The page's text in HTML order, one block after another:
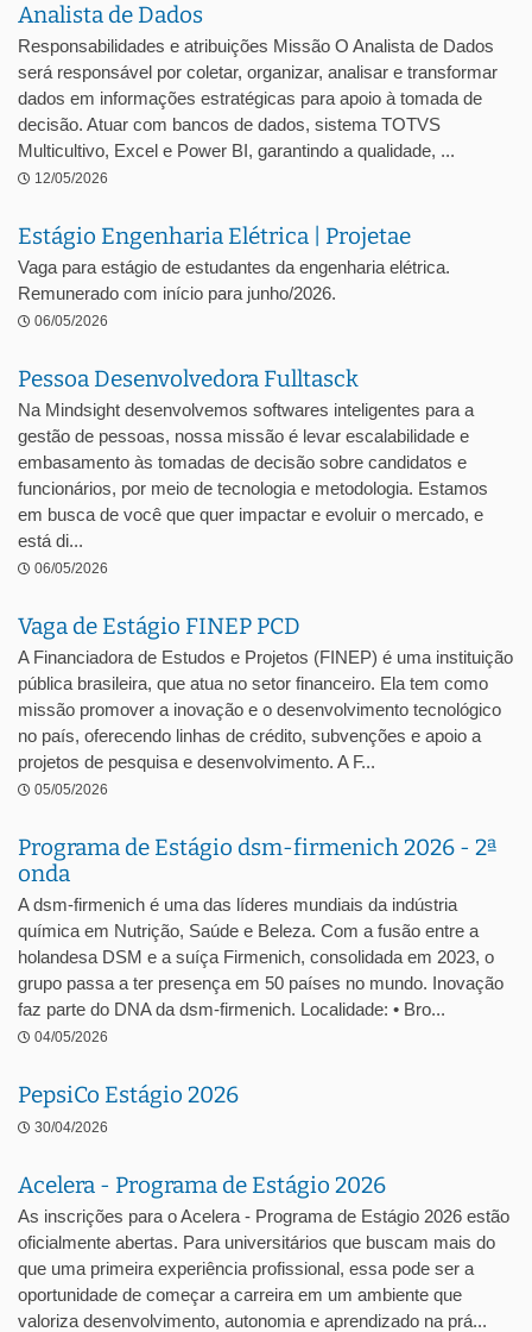
Analista de Dados
Responsabilidades e atribuições Missão O Analista de Dados
será responsável por coletar, organizar, analisar e transformar
dados em informações estratégicas para apoio à tomada de
decisão. Atuar com bancos de dados, sistema TOTVS
Multicultivo, Excel e Power BI, garantindo a qualidade, ...
12/05/2026
Estágio Engenharia Elétrica | Projetae
Vaga para estágio de estudantes da engenharia elétrica.
Remunerado com início para junho/2026.
06/05/2026
Pessoa Desenvolvedora Fulltasck
Na Mindsight desenvolvemos softwares inteligentes para a
gestão de pessoas, nossa missão é levar escalabilidade e
embasamento às tomadas de decisão sobre candidatos e
funcionários, por meio de tecnologia e metodologia. Estamos
em busca de você que quer impactar e evoluir o mercado, e
está di...
06/05/2026
Vaga de Estágio FINEP PCD
A Financiadora de Estudos e Projetos (FINEP) é uma instituição
pública brasileira, que atua no setor financeiro. Ela tem como
missão promover a inovação e o desenvolvimento tecnológico
no país, oferecendo linhas de crédito, subvenções e apoio a
projetos de pesquisa e desenvolvimento. A F...
05/05/2026
Programa de Estágio dsm-firmenich 2026 - 2ª
onda
A dsm-firmenich é uma das líderes mundiais da indústria
química em Nutrição, Saúde e Beleza. Com a fusão entre a
holandesa DSM e a suíça Firmenich, consolidada em 2023, o
grupo passa a ter presença em 50 países no mundo. Inovação
faz parte do DNA da dsm-firmenich. Localidade: • Bro...
04/05/2026
PepsiCo Estágio 2026
30/04/2026
Acelera - Programa de Estágio 2026
As inscrições para o Acelera - Programa de Estágio 2026 estão
oficialmente abertas. Para universitários que buscam mais do
que uma primeira experiência profissional, essa pode ser a
oportunidade de começar a carreira em um ambiente que
valoriza desenvolvimento, autonomia e aprendizado na prá...